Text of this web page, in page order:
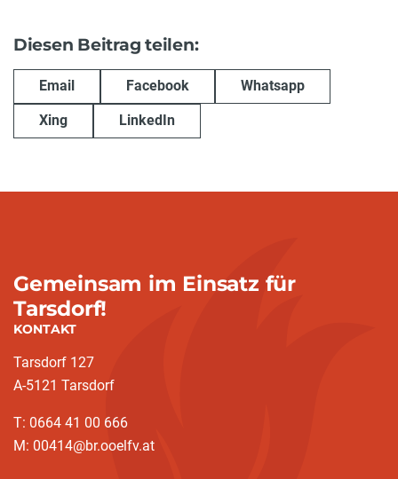
Diesen Beitrag teilen:
Email Facebook Whatsapp
Xing LinkedIn
Gemeinsam im Einsatz für
Tarsdorf!
KONTAKT
Tarsdorf 127
A-5121 Tarsdorf
T: 0664 41 00 666
M: 00414@br.ooelfv.at